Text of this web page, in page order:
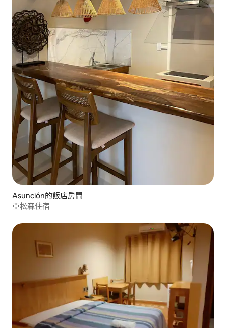
Asunción的飯店房間
亞松森住宿